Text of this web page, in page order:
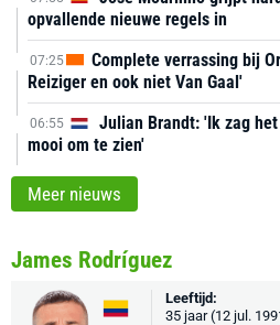
opvallende nieuwe regels in
07:25
Complete verrassing bij
Reiziger en ook niet Van Gaal'
06:55
Julian Brandt: 'Ik zag
mooi om te zien'
Meer nieuws
James Rodríguez
Leeftijd:
35 jaar (12 jul.